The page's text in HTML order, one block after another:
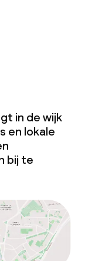
in de wijk
en lokale
bij te